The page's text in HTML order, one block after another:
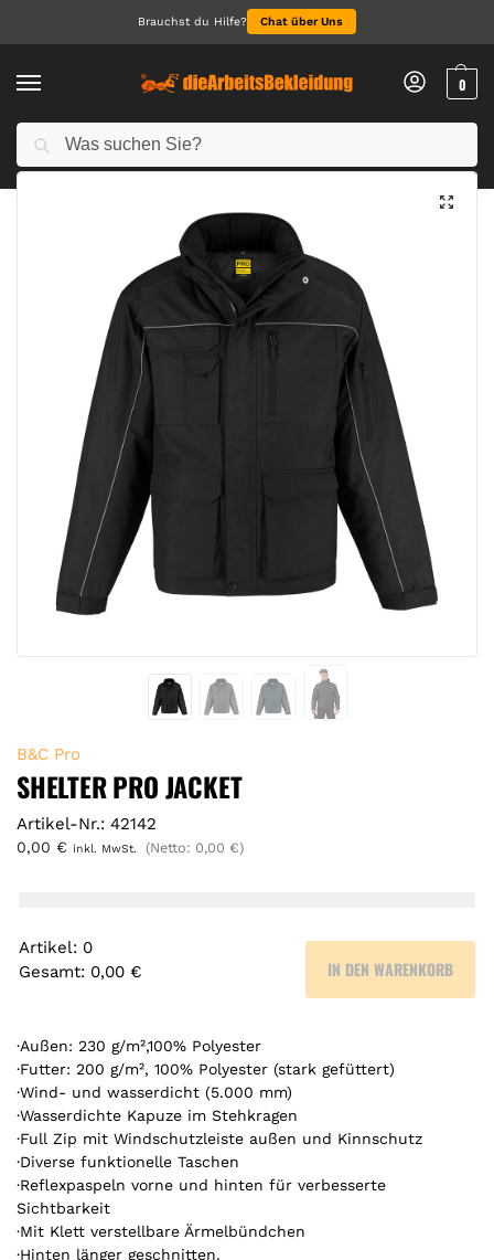
Brauchst du Hilfe? Chat über Uns
0
Start Alle Jacken / Jacken /
B&C Pro
SHELTER PRO JACKET
Artikel-Nr.: 42142
0,00 € inkl. MwSt. (Netto: 0,00 €)
Artikel: 0
Gesamt: 0,00 €
r
t
i
k
e
l
.
Y
o
IN DEN WARENKORB
·Außen: 230 g/m²,100% Polyester
·Futter: 200 g/m², 100% Polyester (stark gefüttert)
·Wind- und wasserdicht (5.000 mm)
·Wasserdichte Kapuze im Stehkragen
·Full Zip mit Windschutzleiste außen und Kinnschutz
·Diverse funktionelle Taschen
·Reflexpaspeln vorne und hinten für verbesserte
Sichtbarkeit
·Mit Klett verstellbare Ärmelbündchen
·Hinten länger geschnitten.